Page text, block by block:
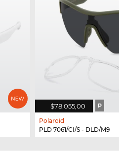
$78.055,00 P
Polaroid
PLD 7061/CI/S - DLD/M9